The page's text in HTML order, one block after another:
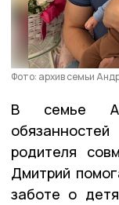
Фото: архив семьи
В семье
родителя
Дмитрий
заботе о